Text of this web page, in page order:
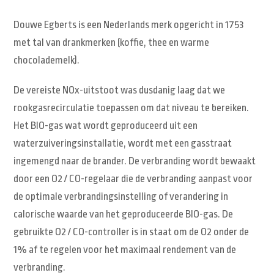
Douwe Egberts is een Nederlands merk opgericht in 1753
met tal van drankmerken (koffie, thee en warme
chocolademelk).
De vereiste NOx-uitstoot was dusdanig laag dat we
rookgasrecirculatie toepassen om dat niveau te bereiken.
Het BIO-gas wat wordt geproduceerd uit een
waterzuiveringsinstallatie, wordt met een gasstraat
ingemengd naar de brander. De verbranding wordt bewaakt
door een O2 / CO-regelaar die de verbranding aanpast voor
de optimale verbrandingsinstelling of verandering in
calorische waarde van het geproduceerde BIO-gas. De
gebruikte O2 / CO-controller is in staat om de O2 onder de
1% af te regelen voor het maximaal rendement van de
verbranding.